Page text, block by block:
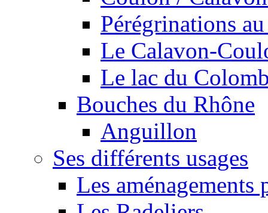
Pérégrinations
Le Calavon-
Le lac du
Bouches du Rhône
Anguillon
Ses différents usages
Les